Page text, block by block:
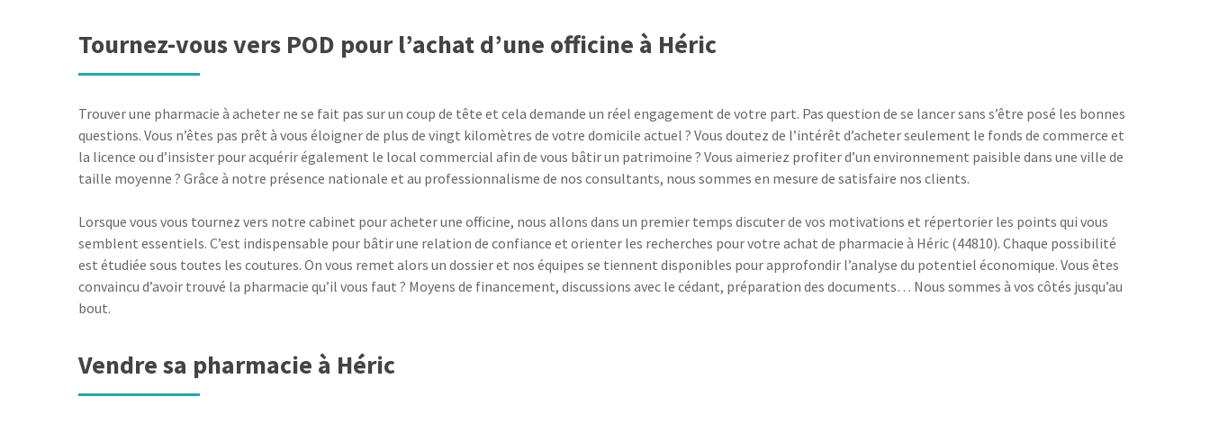
Tournez-vous vers POD pour l’achat d’une officine à Héric
Trouver une pharmacie à acheter ne se fait pas sur un coup de tête et cela demande un réel engagement de votre part. Pas question de se lancer sans s’être posé les bonnes
questions. Vous n’êtes pas prêt à vous éloigner de plus de vingt kilomètres de votre domicile actuel ? Vous doutez de l’intérêt d’acheter seulement le fonds de commerce et
la licence ou d’insister pour acquérir également le local commercial afin de vous bâtir un patrimoine ? Vous aimeriez profiter d’un environnement paisible dans une ville de
taille moyenne ? Grâce à notre présence nationale et au professionnalisme de nos consultants, nous sommes en mesure de satisfaire nos clients.
Lorsque vous vous tournez vers notre cabinet pour acheter une officine, nous allons dans un premier temps discuter de vos motivations et répertorier les points qui vous
semblent essentiels. C’est indispensable pour bâtir une relation de confiance et orienter les recherches pour votre achat de pharmacie à Héric (44810). Chaque possibilité
est étudiée sous toutes les coutures. On vous remet alors un dossier et nos équipes se tiennent disponibles pour approfondir l’analyse du potentiel économique. Vous êtes
convaincu d’avoir trouvé la pharmacie qu’il vous faut ? Moyens de financement, discussions avec le cédant, préparation des documents… Nous sommes à vos côtés jusqu’au
bout.
Vendre sa pharmacie à Héric